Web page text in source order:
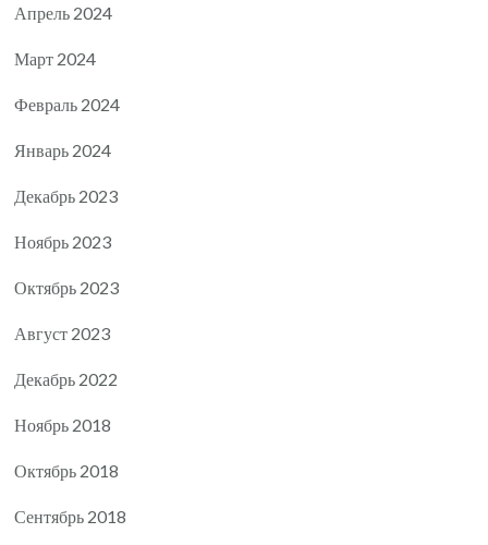
Апрель 2024
Март 2024
Февраль 2024
Январь 2024
Декабрь 2023
Ноябрь 2023
Октябрь 2023
Август 2023
Декабрь 2022
Ноябрь 2018
Октябрь 2018
Сентябрь 2018